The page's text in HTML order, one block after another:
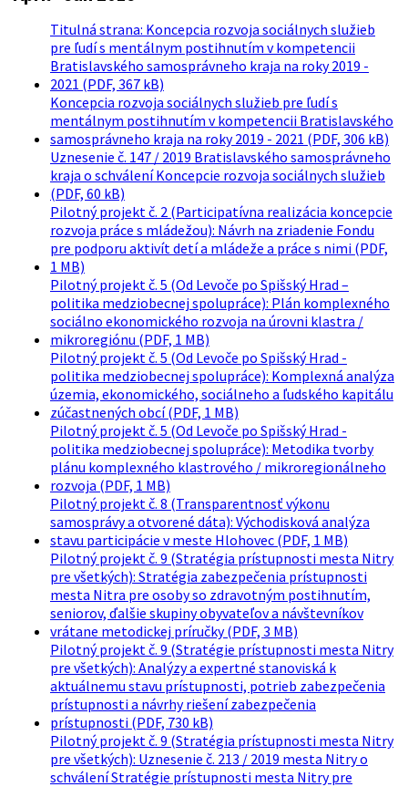
Titulná strana: Koncepcia rozvoja sociálnych služieb
pre ľudí s mentálnym postihnutím v kompetencii
Bratislavského samosprávneho kraja na roky 2019 -
2021 (PDF, 367 kB)
Koncepcia rozvoja sociálnych služieb pre ľudí s
mentálnym postihnutím v kompetencii Bratislavského
samosprávneho kraja na roky 2019 - 2021 (PDF, 306 kB)
Uznesenie č. 147 / 2019 Bratislavského samosprávneho
kraja o schválení Koncepcie rozvoja sociálnych služieb
(PDF, 60 kB)
Pilotný projekt č. 2 (Participatívna realizácia koncepcie
rozvoja práce s mládežou): Návrh na zriadenie Fondu
pre podporu aktivít detí a mládeže a práce s nimi (PDF,
1 MB)
Pilotný projekt č. 5 (Od Levoče po Spišský Hrad –
politika medziobecnej spolupráce): Plán komplexného
sociálno ekonomického rozvoja na úrovni klastra /
mikroregiónu (PDF, 1 MB)
Pilotný projekt č. 5 (Od Levoče po Spišský Hrad -
politika medziobecnej spolupráce): Komplexná analýza
územia, ekonomického, sociálneho a ľudského kapitálu
zúčastnených obcí (PDF, 1 MB)
Pilotný projekt č. 5 (Od Levoče po Spišský Hrad -
politika medziobecnej spolupráce): Metodika tvorby
plánu komplexného klastrového / mikroregionálneho
rozvoja (PDF, 1 MB)
Pilotný projekt č. 8 (Transparentnosť výkonu
samosprávy a otvorené dáta): Východisková analýza
stavu participácie v meste Hlohovec (PDF, 1 MB)
Pilotný projekt č. 9 (Stratégia prístupnosti mesta Nitry
pre všetkých): Stratégia zabezpečenia prístupnosti
mesta Nitra pre osoby so zdravotným postihnutím,
seniorov, ďalšie skupiny obyvateľov a návštevníkov
vrátane metodickej príručky (PDF, 3 MB)
Pilotný projekt č. 9 (Stratégie prístupnosti mesta Nitry
pre všetkých): Analýzy a expertné stanoviská k
aktuálnemu stavu prístupnosti, potrieb zabezpečenia
prístupnosti a návrhy riešení zabezpečenia
prístupnosti (PDF, 730 kB)
Pilotný projekt č. 9 (Stratégia prístupnosti mesta Nitry
pre všetkých): Uznesenie č. 213 / 2019 mesta Nitry o
schválení Stratégie prístupnosti mesta Nitry pre